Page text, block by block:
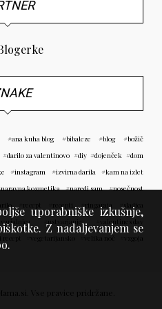
ana kuha blog bibaleze blog
božič
darilo za valentinovo diy dojenček
dom
instagram izvirna darila
kam na izlet
naravna kozmetika naredi sam
nosečnost
recept recepti ringaraja
sladica
ustvarjanje
valentines day
vegetarijansko velika noč
vzgoja
Vse pravice pridržane.
uporabniške izkušnje,
Z nadaljevanjem se